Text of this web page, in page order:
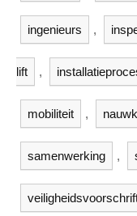
ingenieurs ,
lift ,
mobiliteit ,
samenwerking ,